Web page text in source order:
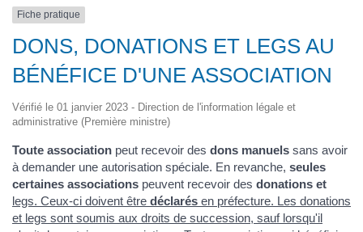
Fiche pratique
DONS, DONATIONS ET LEGS AU
BÉNÉFICE D'UNE ASSOCIATION
Vérifié le 01 janvier 2023 - Direction de l'information légale et
administrative (Première ministre)
Toute association peut recevoir des dons manuels sans avoir
à demander une autorisation spéciale. En revanche, seules
certaines associations peuvent recevoir des donations et
legs. Ceux-ci doivent être déclarés en préfecture. Les donations
et legs sont soumis aux droits de succession, sauf lorsqu'il